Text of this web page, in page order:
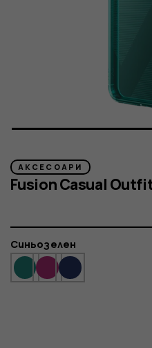
АКСЕСОАРИ
Fusion Casual
Цвят
Синьозелен